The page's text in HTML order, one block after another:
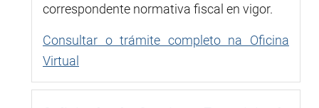
correspondente normativa fiscal en vigor.
Consultar o trámite completo na Oficina
Virtual